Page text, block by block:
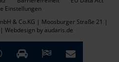
Einstellungen
& Co.KG | Moosburger Straße 21 |
Webdesign by audaris.de